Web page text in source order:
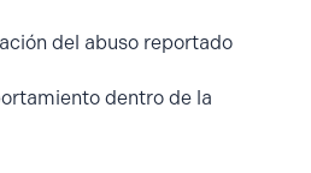
del abuso reportado
dentro de la